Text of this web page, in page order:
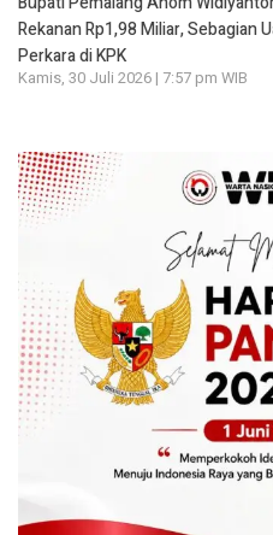
Rekanan Rp1,98 Miliar, Sebagian
Perkara di KPK
Kamis, 30 Juli 2026 | 7:57 pm WIB